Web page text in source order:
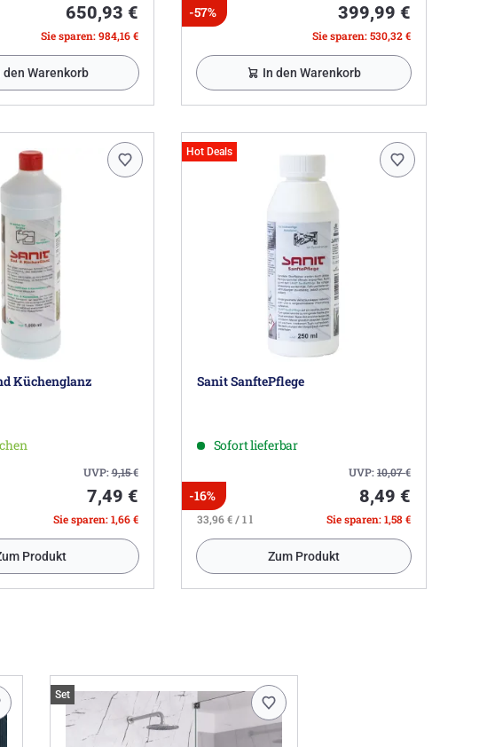
650,93 €
Sie sparen: 984,16 €
den Warenkorb
-57% 399,99 €
Sie sparen: 530,32 €
In den Warenkorb
Küchenglanz
UVP:9,15€
7,49 €
Sie sparen: 1,66 €
Produkt
Hot Deals
Sanit SanftePflege
Sofort lieferbar
UVP:10,07€
-16% 8,49 €
33,96 € / 1 l Sie sparen: 1,58 €
Zum Produkt
Set